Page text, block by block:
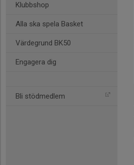
Klubbshop
Alla ska spela Basket
Värdegrund BK50
Engagera dig
Bli stödmedlem